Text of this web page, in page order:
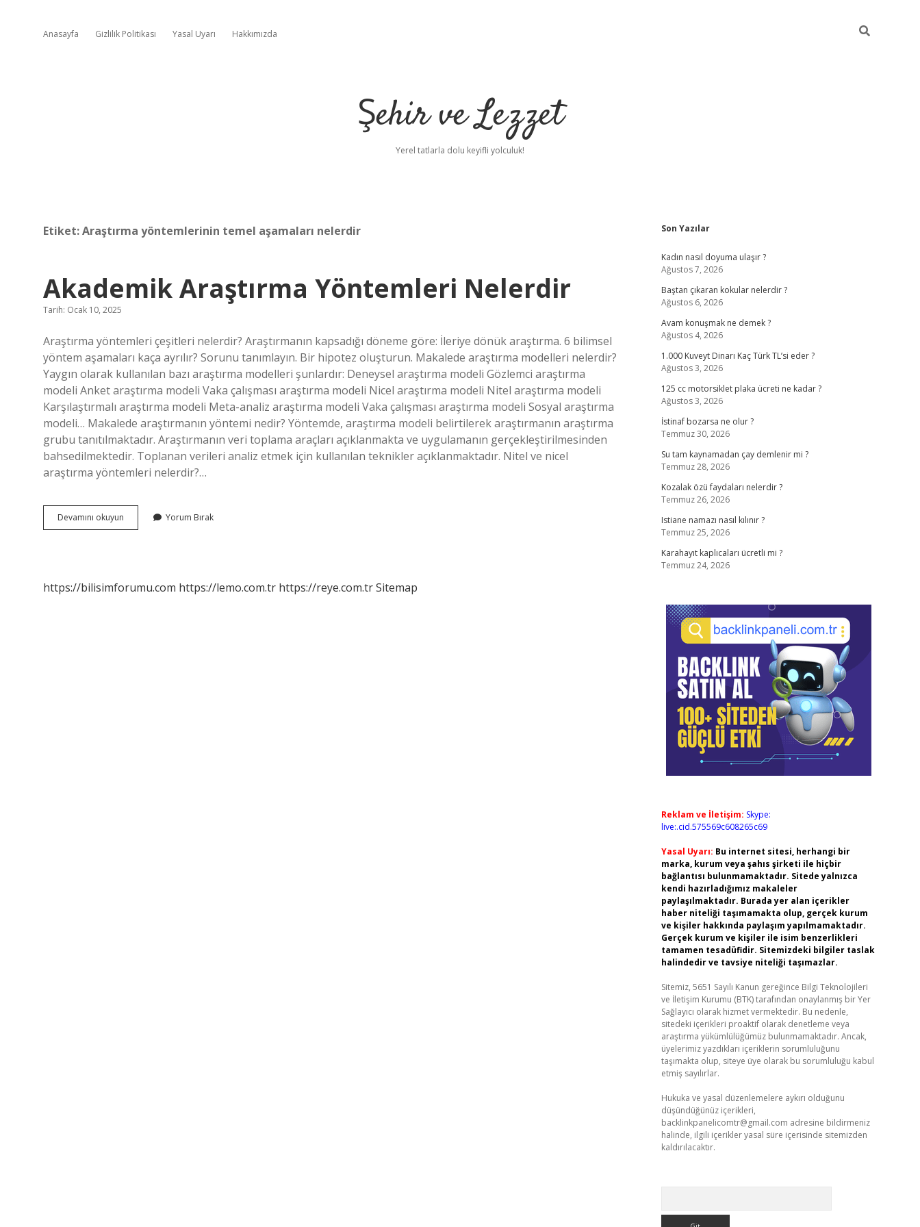
Anasayfa Gizlilik Politikası Yasal Uyarı Hakkımızda
Şehir ve Lezzet
Yerel tatlarla dolu keyifli yolculuk!
Etiket:Araştırma yöntemlerinin temel aşamaları nelerdir
Akademik Araştırma Yöntemleri Nelerdir
Tarih: Ocak 10, 2025
Araştırma yöntemleri çeşitleri nelerdir? Araştırmanın kapsadığı döneme göre: İleriye dönük araştırma. 6 bilimsel
yöntem aşamaları kaça ayrılır? Sorunu tanımlayın. Bir hipotez oluşturun. Makalede araştırma modelleri nelerdir?
Yaygın olarak kullanılan bazı araştırma modelleri şunlardır: Deneysel araştırma modeli Gözlemci araştırma
modeli Anket araştırma modeli Vaka çalışması araştırma modeli Nicel araştırma modeli Nitel araştırma modeli
Karşılaştırmalı araştırma modeli Meta-analiz araştırma modeli Vaka çalışması araştırma modeli Sosyal araştırma
modeli… Makalede araştırmanın yöntemi nedir? Yöntemde, araştırma modeli belirtilerek araştırmanın araştırma
grubu tanıtılmaktadır. Araştırmanın veri toplama araçları açıklanmakta ve uygulamanın gerçekleştirilmesinden
bahsedilmektedir. Toplanan verileri analiz etmek için kullanılan teknikler açıklanmaktadır. Nitel ve nicel
araştırma yöntemleri nelerdir?…
Devamını okuyun Akademik
Araştırma
Yorum Bırak
https://bilisimforumu.com https://lemo.com.tr https://reye.com.trSitemap
Sidebar
Son Yazılar
Kadın nasıl doyuma ulaşır ?
Ağustos 7, 2026
Baştan çıkaran kokular nelerdir ?
Ağustos 6, 2026
Avam konuşmak ne demek ?
Ağustos 4, 2026
1.000 Kuveyt Dinarı Kaç Türk TL’si eder ?
Ağustos 3, 2026
125 cc motorsiklet plaka ücreti ne kadar ?
Ağustos 3, 2026
İstinaf bozarsa ne olur ?
Temmuz 30, 2026
Su tam kaynamadan çay demlenir mi ?
Temmuz 28, 2026
Kozalak özü faydaları nelerdir ?
Temmuz 26, 2026
Istiane namazı nasıl kılınır ?
Temmuz 25, 2026
Karahayıt kaplıcaları ücretli mi ?
Temmuz 24, 2026
Reklam ve İletişim: Skype:
live:.cid.575569c608265c69
Yasal Uyarı: Bu internet sitesi, herhangi bir
marka, kurum veya şahıs şirketi ile hiçbir
bağlantısı bulunmamaktadır. Sitede yalnızca
kendi hazırladığımız makaleler
paylaşılmaktadır. Burada yer alan içerikler
haber niteliği taşımamakta olup, gerçek kurum
ve kişiler hakkında paylaşım yapılmamaktadır.
Gerçek kurum ve kişiler ile isim benzerlikleri
tamamen tesadüfidir. Sitemizdeki bilgiler taslak
halindedir ve tavsiye niteliği taşımazlar.
Sitemiz, 5651 Sayılı Kanun gereğince Bilgi Teknolojileri
ve İletişim Kurumu (BTK) tarafından onaylanmış bir Yer
Sağlayıcı olarak hizmet vermektedir. Bu nedenle,
sitedeki içerikleri proaktif olarak denetleme veya
araştırma yükümlülüğümüz bulunmamaktadır. Ancak,
üyelerimiz yazdıkları içeriklerin sorumluluğunu
taşımakta olup, siteye üye olarak bu sorumluluğu kabul
etmiş sayılırlar.
Hukuka ve yasal düzenlemelere aykırı olduğunu
düşündüğünüz içerikleri,
backlinkpanelicomtr@gmail.com adresine bildirmeniz
halinde, ilgili içerikler yasal süre içerisinde sitemizden
kaldırılacaktır.